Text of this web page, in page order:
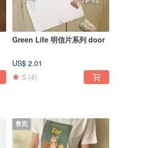
Green Life 明信片系列 door
US$ 2.01
5 (4)
售完